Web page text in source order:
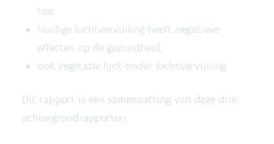
toe;
huidige luchtvervuiling heeft negatieve
effecten op de gezondheid;
ook vegetatie lijdt onder luchtvervuiling.
Dit rapport is een samenvatting van deze drie
achtergrondrapporten: